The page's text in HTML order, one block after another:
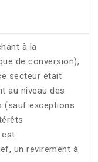
à la
de conversion),
secteur était
au niveau des
(sauf exceptions
est
un revirement à